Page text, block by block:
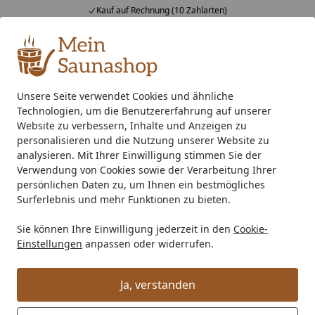
Unsere Seite verwendet Cookies und ähnliche
Technologien, um die Benutzererfahrung auf unserer
Website zu verbessern, Inhalte und Anzeigen zu
personalisieren und die Nutzung unserer Website zu
analysieren. Mit Ihrer Einwilligung stimmen Sie der
Verwendung von Cookies sowie der Verarbeitung Ihrer
persönlichen Daten zu, um Ihnen ein bestmögliches
Surferlebnis und mehr Funktionen zu bieten.
Sie können Ihre Einwilligung jederzeit in den Cookie-
Einstellungen anpassen oder widerrufen.
Ja, verstanden
Kauf auf Rechnung (10 Zahlarten)
Alle Produkte
Mein Konto
Suchen
Startseite
Kunststoff Dachrinnenset 204Ax für Gartenhäuser anthrazit
Kunststoff Dachrinnenset 204Ax für
Gartenhäuser anthrazit